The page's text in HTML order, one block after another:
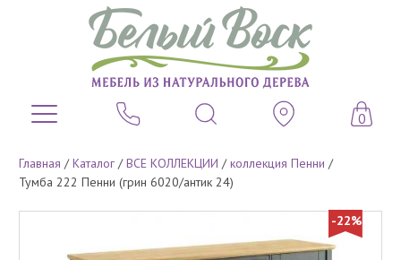
0
Главная /Каталог /ВСЕ КОЛЛЕКЦИИ /коллекция Пенни /
Тумба 222 Пенни (грин 6020/антик 24)
-22%